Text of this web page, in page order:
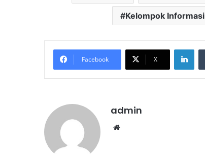
Kelompok
Facebook X
admin